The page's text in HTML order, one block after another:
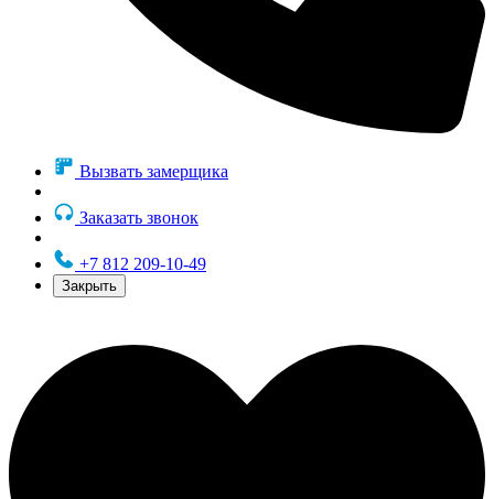
Вызвать замерщика
Заказать звонок
+7 812 209-10-49
Закрыть